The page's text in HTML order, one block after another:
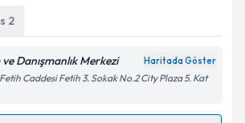
işlenmesine ilişkin
2
Danışmanlık Merkezi Haritada Göster
Caddesi Fetih 3. Sokak No.2 City Plaza 5. Kat